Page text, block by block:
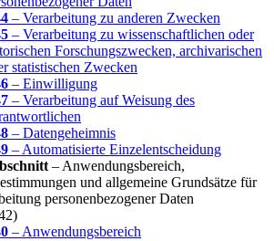
– Verarbeitung zu anderen Zwecken
– Verarbeitung zu wissenschaftlichen oder
Forschungszwecken, archivarischen
statistischen Zwecken
– Einwilligung
– Verarbeitung auf Weisung des
– Datengeheimnis
– Automatisierte Einzelentscheidung
– Anwendungsbereich,
und allgemeine Grundsätze für
personenbezogener Daten
– Anwendungsbereich